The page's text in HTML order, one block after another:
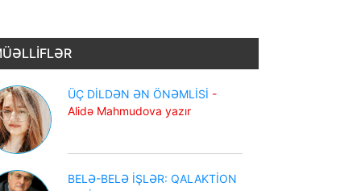
ÜÇ DİLDƏN ƏN ÖNƏMLİSİ -
Alidə Mahmudova yazır
BELƏ-BELƏ İŞLƏR: QALAKTİON